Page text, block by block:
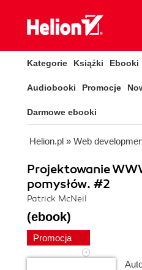
Kategorie Książki Ebooki
Audiobooki Promocje
Darmowe ebooki
Helion.pl » Web
Projektowanie
pomysłów. #2
Patrick McNeil
(ebook)
Promocja